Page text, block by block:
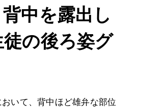
中を露出し
の後ろ姿グ
いて、背中ほど雄弁な部位